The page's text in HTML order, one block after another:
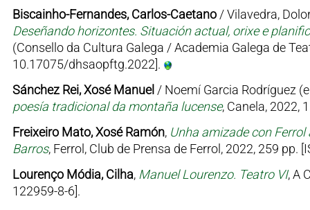
Biscainho-Fernandes, Carlos-Caetano/ Vilavedra,
Deseñando horizontes. Situación actual, orixe e
(Consello da Cultura Galega / Academia Galega de
10.17075/dhsaopftg.2022].
Sánchez Rei, Xosé Manuel / Noemí Garcia Rodríguez
poesía tradicional da montaña lucense, Canela, 2022,
Freixeiro Mato, Xosé Ramón, Unha amizade con
Barros, Ferrol, Club de Prensa de Ferrol, 2022, 259 pp.
Lourenço Módia, Cilha, Manuel Lourenzo. Teatro VI, A
122959-8-6].